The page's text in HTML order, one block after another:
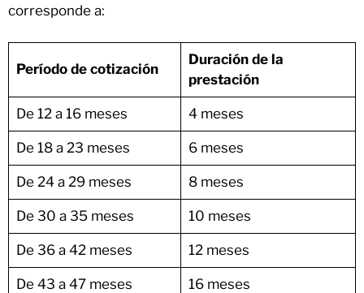
corresponde a:
Período de cotización
Duración de la
prestación
De 12 a 16 meses 4 meses
De 18 a 23 meses 6 meses
De 24 a 29 meses 8 meses
De 30 a 35 meses 10 meses
De 36 a 42 meses 12 meses
De 43 a 47 meses 16 meses